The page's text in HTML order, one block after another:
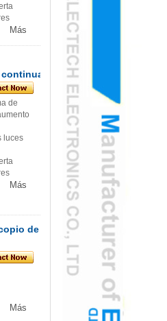
Más
de
luces
Más
de
Más